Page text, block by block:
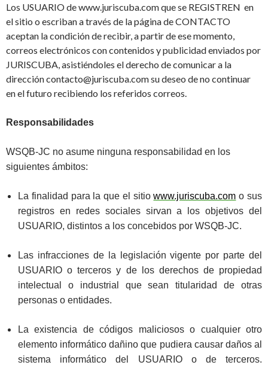
Los USUARIO de www.juriscuba.com que se REGISTREN en
el sitio o escriban a través de la página de CONTACTO
aceptan la condición de recibir, a partir de ese momento,
correos electrónicos con contenidos y publicidad enviados por
JURISCUBA, asistiéndoles el derecho de comunicar a la
dirección contacto@juriscuba.com su deseo de no continuar
en el futuro recibiendo los referidos correos.
Responsabilidades
WSQB-JC no asume ninguna responsabilidad en los
siguientes ámbitos:
La finalidad para la que el sitiowww.juriscuba.com o sus
registros en redes sociales sirvan a los objetivos del
USUARIO, distintos a los concebidos por WSQB-JC.
Las infracciones de la legislación vigente por parte del
USUARIO o terceros y de los derechos de propiedad
intelectual o industrial que sean titularidad de otras
personas o entidades.
La existencia de códigos maliciosos o cualquier otro
elemento informático dañino que pudiera causar daños al
sistema informático del USUARIO o de terceros.